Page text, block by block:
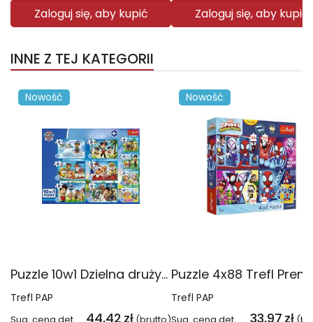
Zaloguj się, aby kupić Zaloguj się, aby kupić
INNE Z TEJ KATEGORII
Nowość
Puzzle 10w1 Dzielna drużyna Psiego Patrolu 96012
Trefl PAP
44,42 zł
Nowość
Trefl PAP
33,97 zł